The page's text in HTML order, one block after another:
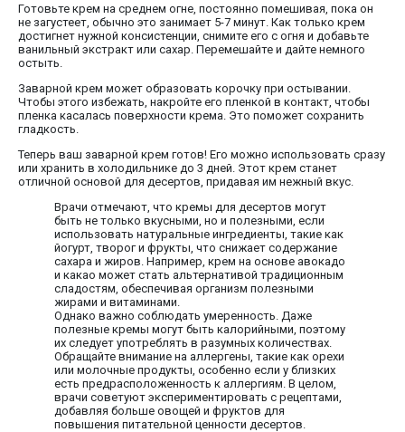
Готовьте крем на среднем огне, постоянно помешивая, пока он
не загустеет, обычно это занимает 5-7 минут. Как только крем
достигнет нужной консистенции, снимите его с огня и добавьте
ванильный экстракт или сахар. Перемешайте и дайте немного
остыть.
Заварной крем может образовать корочку при остывании.
Чтобы этого избежать, накройте его пленкой в контакт, чтобы
пленка касалась поверхности крема. Это поможет сохранить
гладкость.
Теперь ваш заварной крем готов! Его можно использовать сразу
или хранить в холодильнике до 3 дней. Этот крем станет
отличной основой для десертов, придавая им нежный вкус.
Врачи отмечают, что кремы для десертов могут
быть не только вкусными, но и полезными, если
использовать натуральные ингредиенты, такие как
йогурт, творог и фрукты, что снижает содержание
сахара и жиров. Например, крем на основе авокадо
и какао может стать альтернативой традиционным
сладостям, обеспечивая организм полезными
жирами и витаминами.
Однако важно соблюдать умеренность. Даже
полезные кремы могут быть калорийными, поэтому
их следует употреблять в разумных количествах.
Обращайте внимание на аллергены, такие как орехи
или молочные продукты, особенно если у близких
есть предрасположенность к аллергиям. В целом,
врачи советуют экспериментировать с рецептами,
добавляя больше овощей и фруктов для
повышения питательной ценности десертов.